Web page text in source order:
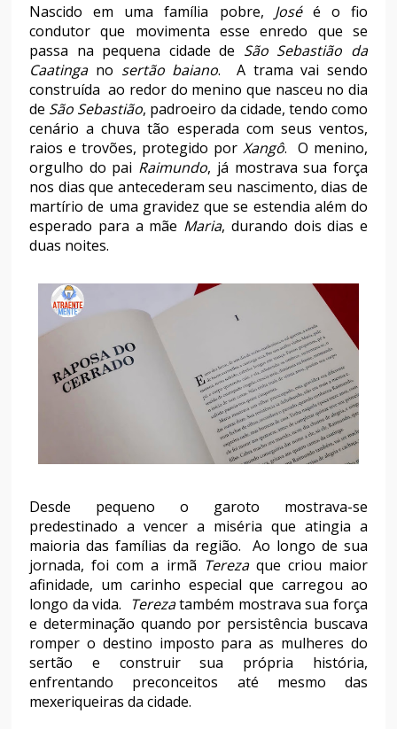
Nascido em uma família pobre, José é o fio
condutor que movimenta esse enredo que se
passa na pequena cidade de São Sebastião da
Caatinga no sertão baiano. A trama vai sendo
construída ao redor do menino que nasceu no dia
de São Sebastião, padroeiro da cidade, tendo como
cenário a chuva tão esperada com seus ventos,
raios e trovões, protegido por Xangô. O menino,
orgulho do pai Raimundo, já mostrava sua força
nos dias que antecederam seu nascimento, dias de
martírio de uma gravidez que se estendia além do
esperado para a mãe Maria, durando dois dias e
duas noites.
Desde pequeno o garoto mostrava-se
predestinado a vencer a miséria que atingia a
maioria das famílias da região. Ao longo de sua
jornada, foi com a irmã Tereza que criou maior
afinidade, um carinho especial que carregou ao
longo da vida. Terezatambém mostrava sua força
e determinação quando por persistência buscava
romper o destino imposto para as mulheres do
sertão e construir sua própria história,
enfrentando preconceitos até mesmo das
mexeriqueiras da cidade.